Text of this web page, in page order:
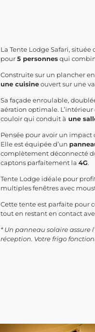
La Tente Lodge Safari,
pour5 personnesqui
Construite sur un plancher
une cuisineouvert sur une
Sa façade enroulable,
aération optimale. L’intérieur
couloir qui conduit à une
Pensée pour avoir un impact
Elle est équipée d’un
complètement déconnecté
captons parfaitement la 4G.
Tente Lodge idéale pour
multiples fenêtres avec
Cette tente est parfaite pour
tout en restant en contact
* Un panneau solaire assure
réception. Votre frigo